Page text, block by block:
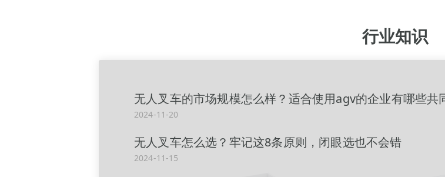
行业知识
无人叉车的市场规模怎么样？适合使用agv的企业有哪些共
2024-11-20
无人叉车怎么选？牢记这8条原则，闭眼选也不会错
2024-11-15